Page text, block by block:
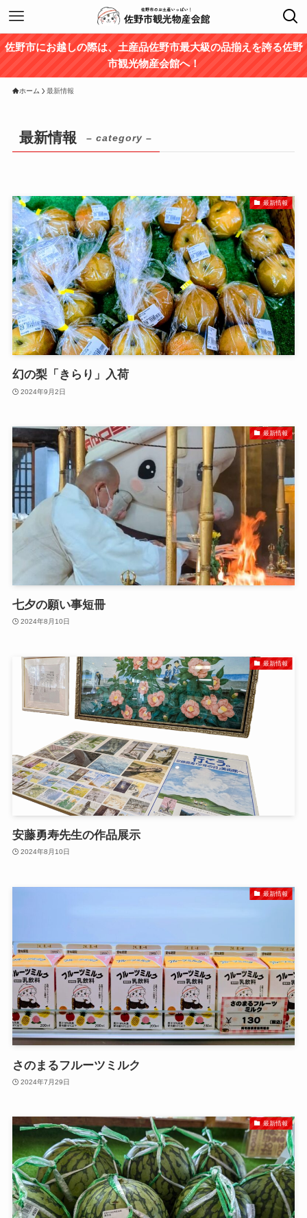
佐野市にお越しの際は、土産品佐野市最大級の品揃えを誇る佐野
市観光物産会館へ！
ホーム 最新情報
最新情報 – category –
最新情報
幻の梨「きらり」入荷
2024年9月2日
最新情報
七夕の願い事短冊
2024年8月10日
最新情報
安藤勇寿先生の作品展示
2024年8月10日
最新情報
さのまるフルーツミルク
2024年7月29日
最新情報